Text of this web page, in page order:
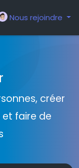
Nous rejoindre
créer
et faire de